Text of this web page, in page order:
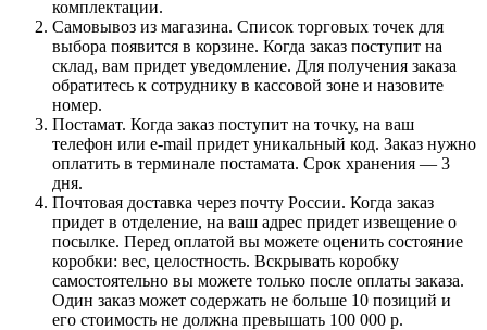
комплектации.
Самовывоз из магазина. Список торговых точек для
выбора появится в корзине. Когда заказ поступит на
склад, вам придет уведомление. Для получения заказа
обратитесь к сотруднику в кассовой зоне и назовите
номер.
Постамат. Когда заказ поступит на точку, на ваш
телефон или e-mail придет уникальный код. Заказ нужно
оплатить в терминале постамата. Срок хранения — 3
дня.
Почтовая доставка через почту России. Когда заказ
придет в отделение, на ваш адрес придет извещение о
посылке. Перед оплатой вы можете оценить состояние
коробки: вес, целостность. Вскрывать коробку
самостоятельно вы можете только после оплаты заказа.
Один заказ может содержать не больше 10 позиций и
его стоимость не должна превышать 100 000 р.